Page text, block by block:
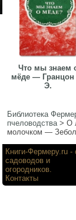
Что мы знаем
мёде —
Э.
Библиотека
пчеловодства>О
молочком —
Книги-Фермеру.ru -
садоводов и
Контакты